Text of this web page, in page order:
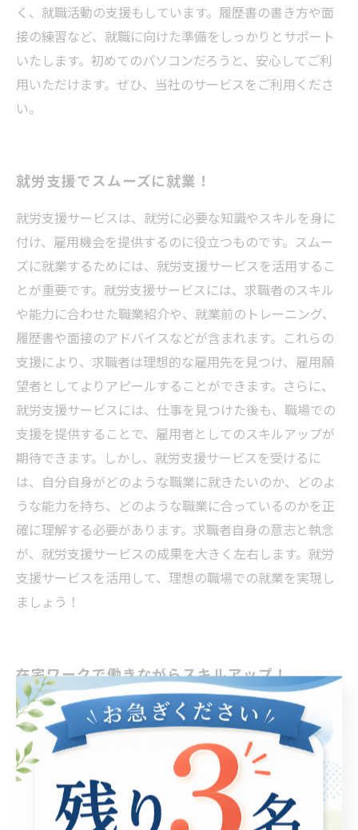
く、就職活動の支援もしています。履歴書の書き方や面
接の練習など、就職に向けた準備をしっかりとサポート
いたします。初めてのパソコンだろうと、安心してご利
用いただけます。ぜひ、当社のサービスをご利用くださ
い。
就労支援でスムーズに就業！
就労支援サービスは、就労に必要な知識やスキルを身に
付け、雇用機会を提供するのに役立つものです。スムー
ズに就業するためには、就労支援サービスを活用するこ
とが重要です。就労支援サービスには、求職者のスキル
や能力に合わせた職業紹介や、就業前のトレーニング、
履歴書や面接のアドバイスなどが含まれます。これらの
支援により、求職者は理想的な雇用先を見つけ、雇用願
望者としてよりアピールすることができます。さらに、
就労支援サービスには、仕事を見つけた後も、職場での
支援を提供することで、雇用者としてのスキルアップが
期待できます。しかし、就労支援サービスを受けるに
は、自分自身がどのような職業に就きたいのか、どのよ
うな能力を持ち、どのような職業に合っているのかを正
確に理解する必要があります。求職者自身の意志と執念
が、就労支援サービスの成果を大きく左右します。就労
支援サービスを活用して、理想の職場での就業を実現し
ましょう！
在宅ワークで働きながらスキルアップ！
在宅ワークは、現代における働き方の一つとして注目さ
れています。しかも、在宅ワークは多くの場合、自由な
時間の中で働くことができるため、副業や家事・育児と
の両立がしやすいというメリットもあります。 そんな在
宅ワークは、就労支援の一環としても利用されていま